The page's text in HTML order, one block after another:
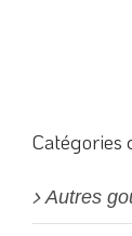
Catégories
Autres